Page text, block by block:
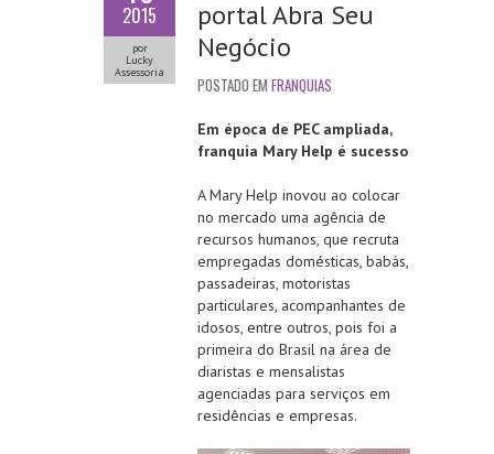
2015
por
Lucky
Assessoria
portal Abra Seu
Negócio
POSTADO EM FRANQUIAS
Em época de PEC ampliada,
franquia Mary Help é sucesso
A Mary Help inovou ao colocar
no mercado uma agência de
recursos humanos, que recruta
empregadas domésticas, babás,
passadeiras, motoristas
particulares, acompanhantes de
idosos, entre outros, pois foi a
primeira do Brasil na área de
diaristas e mensalistas
agenciadas para serviços em
residências e empresas.